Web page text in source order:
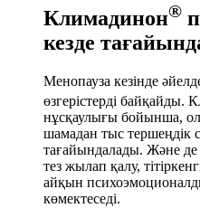
Климадинон®
кезде
Менопауза кезінде
өзгерістерді байқайды.
нұсқаулығы бойынша,
шамадан тыс тершеңдік
тағайындалады. Және де
тез жылап қалу,
айқын
көмектеседі.